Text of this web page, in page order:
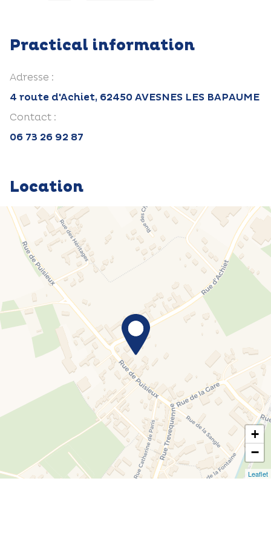
Practical information
Adresse :
4 route d'Achiet, 62450 AVESNES LES BAPAUME
Contact :
06 73 26 92 87
Location
+
−
Leaflet